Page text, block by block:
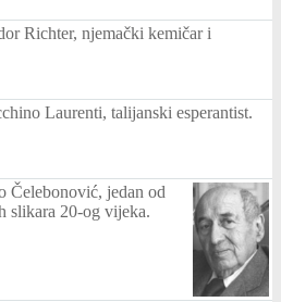
Richter, njemački kemičar i
Laurenti, talijanski esperantist.
Čelebonović, jedan od
slikara 20-og vijeka.